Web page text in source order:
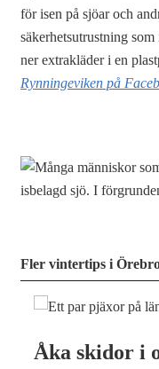
för isen på sjöar och
säkerhetsutrustning
ner extrakläder i en
Rynningeviken på
Fler vintertips i
Åka skidor i